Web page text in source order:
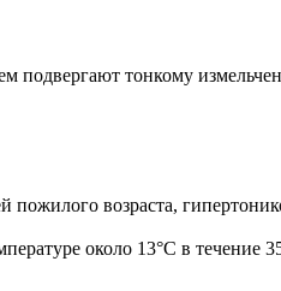
подвергают тонкому
пожилого возраста,
около 13°С в течение